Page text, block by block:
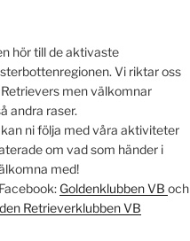
hör till de aktivaste
Vi riktar oss
men välkomnar
andra raser.
ni följa med våra aktiviteter
om vad som händer i
med!
Goldenklubben VB och
Retrieverklubben VB